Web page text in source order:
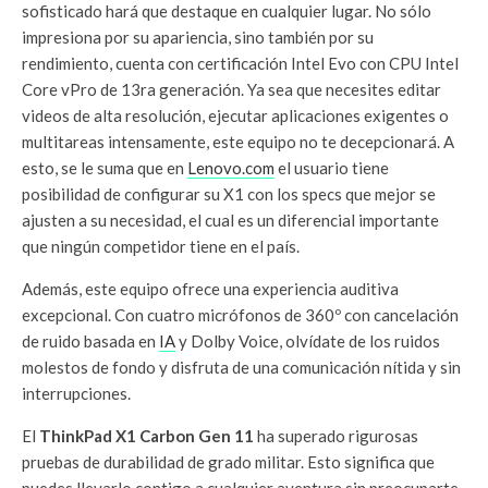
sofisticado hará que destaque en cualquier lugar. No sólo
impresiona por su apariencia, sino también por su
rendimiento, cuenta con certificación Intel Evo con CPU Intel
Core vPro de 13ra generación. Ya sea que necesites editar
videos de alta resolución, ejecutar aplicaciones exigentes o
multitareas intensamente, este equipo no te decepcionará. A
esto, se le suma que en Lenovo.com el usuario tiene
posibilidad de configurar su X1 con los specs que mejor se
ajusten a su necesidad, el cual es un diferencial importante
que ningún competidor tiene en el país.
Además, este equipo ofrece una experiencia auditiva
excepcional. Con cuatro micrófonos de 360º con cancelación
de ruido basada en IAy Dolby Voice, olvídate de los ruidos
molestos de fondo y disfruta de una comunicación nítida y sin
interrupciones.
El ThinkPad X1 Carbon Gen 11 ha superado rigurosas
pruebas de durabilidad de grado militar. Esto significa que